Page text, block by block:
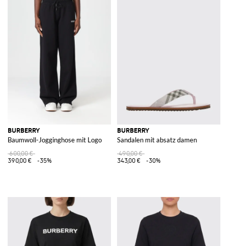
BURBERRY
Baumwoll-Jogginghose mit Logo
600,00 €
390,00 €
-35%
BURBERRY
Sandalen mit absatz damen
490,00 €
343,00 €
-30%